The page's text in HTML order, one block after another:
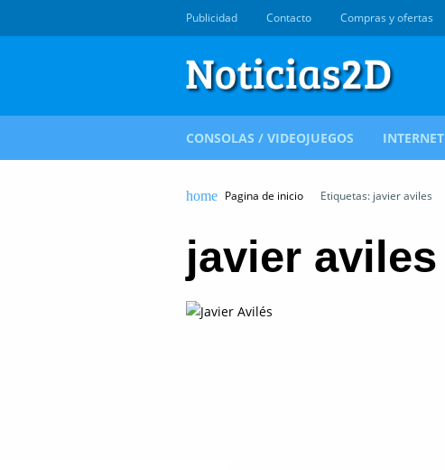
Publicidad Contacto Compras y ofertas
CONSOLAS / VIDEOJUEGOS INTERNET
Pagina de inicio Etiquetas: javier aviles
javier aviles